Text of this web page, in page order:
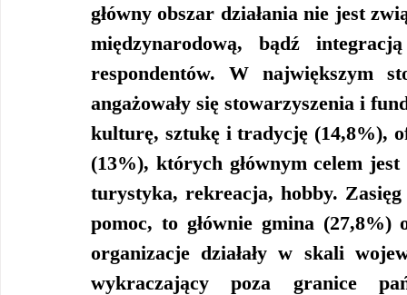
główny obszar działania nie jest
międzynarodową, bądź
respondentów. W największym
angażowały się stowarzyszenia i
kulturę, sztukę i tradycję (14,8%),
(13%), których głównym celem
turystyka, rekreacja, hobby.
pomoc, to głównie gmina
organizacje działały w skali
wykraczający poza granice